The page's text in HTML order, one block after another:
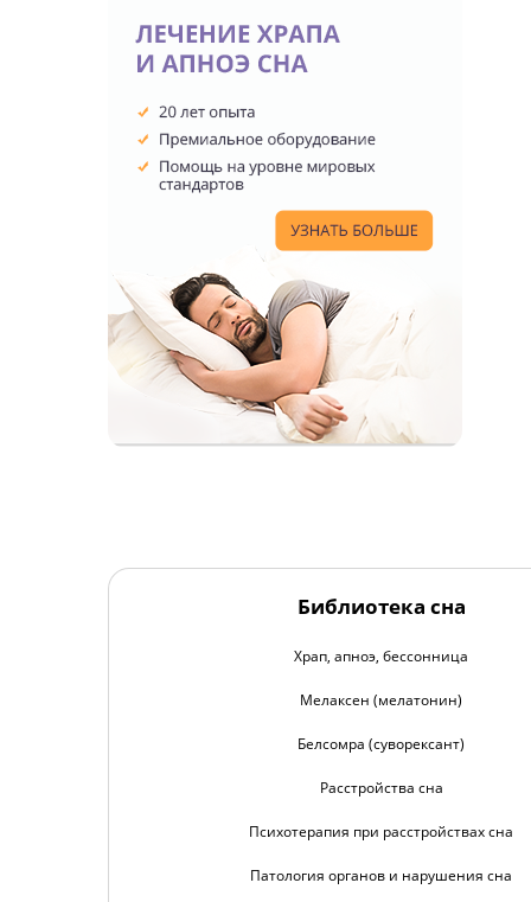
Библиотека сна
Храп, апноэ, бессонница
Мелаксен (мелатонин)
Белсомра (суворексант)
Расстройства сна
Психотерапия при расстройствах сна
Патология органов и нарушения сна